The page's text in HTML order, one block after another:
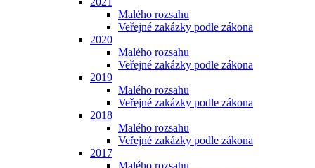
Malého rozsahu
Veřejné zakázky podle zákona
2020
Malého rozsahu
Veřejné zakázky podle zákona
2019
Malého rozsahu
Veřejné zakázky podle zákona
2018
Malého rozsahu
Veřejné zakázky podle zákona
2017
Malého rozsahu